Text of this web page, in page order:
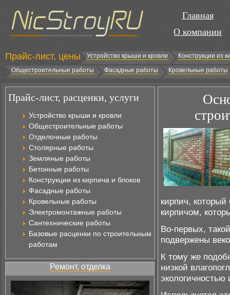
Главная
О компании
Прайс-лист, цены Устройство крыши и кровли
Конструкции из
Общестроительные работы
Фасадные работы Кровельные работы
Прайс-лист, расценки, услуги
Устройство крыши и кровли
Общестроительные работы
Отделочные работы
Столярные работы
Земляные работы
Бетонные работы
Конструкции из кирпича и блоков
Фасадные работы
Кровельные работы
Электромонтажные работы
Сантехнические работы
Базовые расценки по строительным
работам
Ремонт, отделка
кирпич,
кирпичом,
Во-первых,
подвержены
К тому же
низкой
экологичностью